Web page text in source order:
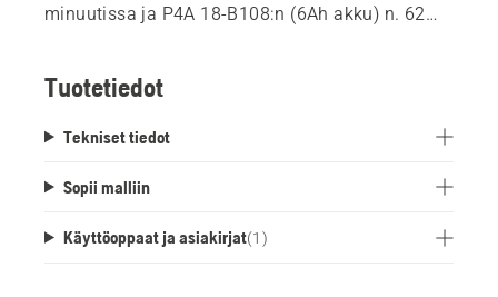
minuutissa ja P4A 18-B108:n (6Ah akku) n. 62
Tuotetiedot
Tekniset tiedot
Sopii malliin
Käyttöoppaat ja asiakirjat(1 )